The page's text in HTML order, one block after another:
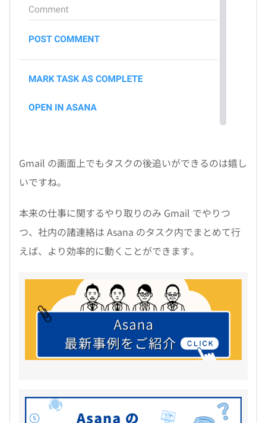
Gmail の画面上でもタスクの後追いができるのは嬉し
いですね。
本来の仕事に関するやり取りのみ Gmail でやりつ
つ、社内の諸連絡は Asana のタスク内でまとめて行
えば、より効率的に動くことができます。